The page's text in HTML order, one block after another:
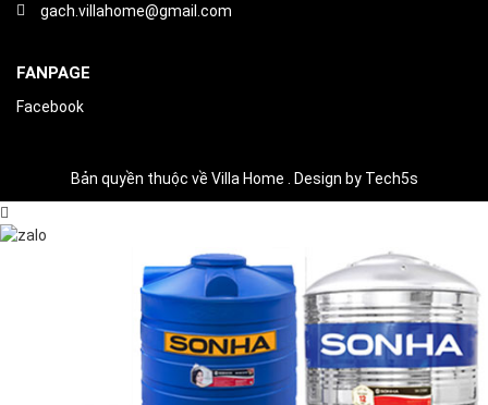
gach.villahome@gmail.com
FANPAGE
Facebook
Bản quyền thuộc về Villa Home . Design by Tech5s